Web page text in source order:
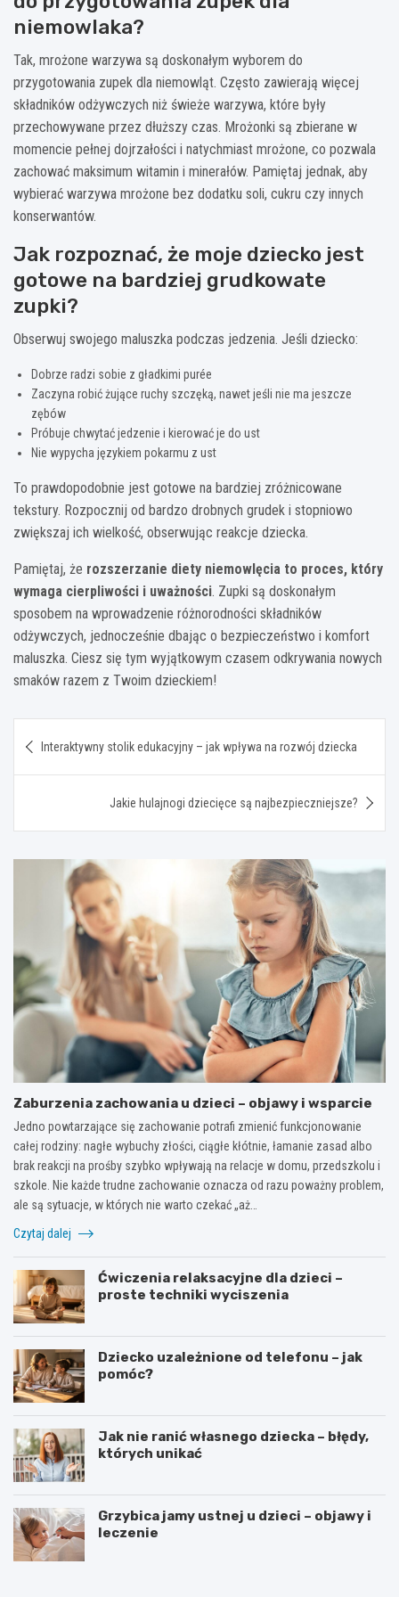
niemowlaka?
Tak, mrożone warzywa są doskonałym wyborem do
przygotowania zupek dla niemowląt. Często zawierają więcej
składników odżywczych niż świeże warzywa, które były
przechowywane przez dłuższy czas. Mrożonki są zbierane w
momencie pełnej dojrzałości i natychmiast mrożone, co pozwala
zachować maksimum witamin i minerałów. Pamiętaj jednak, aby
wybierać warzywa mrożone bez dodatku soli, cukru czy innych
konserwantów.
Jak rozpoznać, że moje dziecko jest
gotowe na bardziej grudkowate
zupki?
Obserwuj swojego maluszka podczas jedzenia. Jeśli dziecko:
Dobrze radzi sobie z gładkimi purée
Zaczyna robić żujące ruchy szczęką, nawet jeśli nie ma jeszcze
zębów
Próbuje chwytać jedzenie i kierować je do ust
Nie wypycha językiem pokarmu z ust
To prawdopodobnie jest gotowe na bardziej zróżnicowane
tekstury. Rozpocznij od bardzo drobnych grudek i stopniowo
zwiększaj ich wielkość, obserwując reakcje dziecka.
Pamiętaj, że rozszerzanie diety niemowlęcia to proces, który
wymaga cierpliwości i uważności. Zupki są doskonałym
sposobem na wprowadzenie różnorodności składników
odżywczych, jednocześnie dbając o bezpieczeństwo i komfort
maluszka. Ciesz się tym wyjątkowym czasem odkrywania nowych
smaków razem z Twoim dzieckiem!
wpisu
Interaktywny stolik edukacyjny – jak wpływa na rozwój dziecka
Jakie hulajnogi dziecięce są najbezpieczniejsze?
Zaburzenia zachowania u dzieci – objawy i wsparcie
Jedno powtarzające się zachowanie potrafi zmienić funkcjonowanie
całej rodziny: nagłe wybuchy złości, ciągłe kłótnie, łamanie zasad albo
brak reakcji na prośby szybko wpływają na relacje w domu, przedszkolu i
szkole. Nie każde trudne zachowanie oznacza od razu poważny problem,
ale są sytuacje, w których nie warto czekać „aż…
Czytaj dalej
Ćwiczenia relaksacyjne dla dzieci –
proste techniki wyciszenia
Dziecko uzależnione od telefonu – jak
pomóc?
Jak nie ranić własnego dziecka – błędy,
których unikać
Grzybica jamy ustnej u dzieci – objawy i
leczenie
W
D